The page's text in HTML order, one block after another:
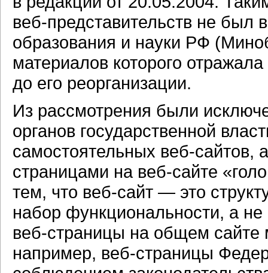
веб-представительств не был
образования и науки РФ
материалов которого
до его реорганизации.
Из рассмотрения были
органов государственной
самостоятельных веб-сайтов,
страницами на веб-сайте
тем, что веб-сайт — это
набор функциональности, а
веб-страницы на общем сайте
например, веб-страницы